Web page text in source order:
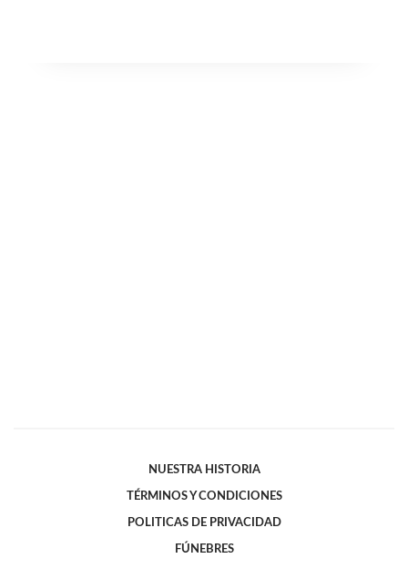
NUESTRA HISTORIA
TÉRMINOS Y CONDICIONES
POLITICAS DE PRIVACIDAD
FÚNEBRES